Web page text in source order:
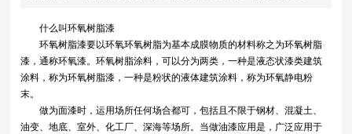
什么叫环氧树脂漆
环氧树脂漆要以环氧环氧树脂为基本成膜物质的材料称之为环氧树脂
漆，通称环氧漆。环氧树脂涂料，可以分为两类，一种是液态状漆类建筑
涂料，称为环氧树脂漆，一种是粉状的液体建筑涂料，称为环氧静电粉
末。
做为面漆时，运用场所任何场合都可，包括且不限于钢材、混凝土、
油变、地底、室外、化工厂、深海等场所。当做油漆应用是，广泛应用于